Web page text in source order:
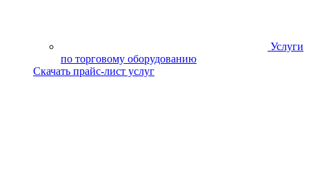
Услуги
по торговому оборудованию
Скачать прайс-лист услуг